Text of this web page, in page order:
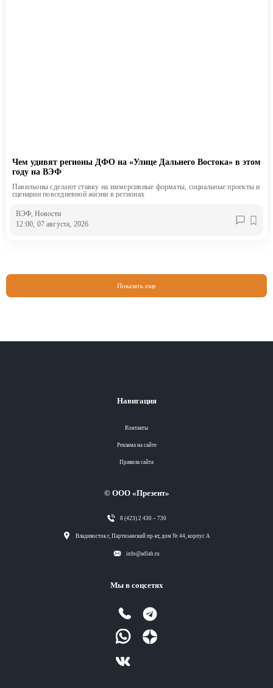
Чем удивят регионы ДФО на «Улице Дальнего Востока» в этом
году на ВЭФ
Павильоны сделают ставку на иммерсивные форматы, социальные проекты и
сценарии повседневной жизни в регионах
ВЭФ , Новости
12:00, 07 августа, 2026
Показать еще
Навигация
Контакты
Реклама на сайте
Правила сайта
© ООО «Презент»
8 (423) 2 430 – 730
Владивосток г, Партизанский пр-кт, дом № 44, корпус А
info@adlab.ru
Мы в соцсетях